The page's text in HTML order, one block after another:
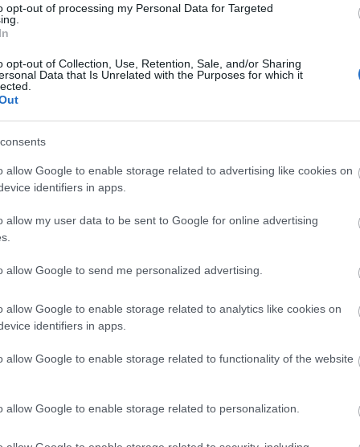
opt-out of processing my Personal Data for Targeted
opt-out of Collection, Use, Retention, Sale, and/or Sharing
Data that Is Unrelated with the Purposes for which it
allow Google to enable storage related to advertising like cookies on
identifiers in apps.
allow my user data to be sent to Google for online advertising
allow Google to send me personalized advertising.
allow Google to enable storage related to analytics like cookies on
identifiers in apps.
allow Google to enable storage related to functionality of the website
allow Google to enable storage related to personalization.
stupid!»
Τα δύο άκρα, εκείνοι που πιστεύουν ότι τα data είναι
πανάκεια και εκείνοι που επιλέγουν να τα αγνοούν.
Μπορεί να έχει κάποια πλευρά δίκιο; Ας μου
συγχωρεθεί ο τίτλος, παρακαλώ….